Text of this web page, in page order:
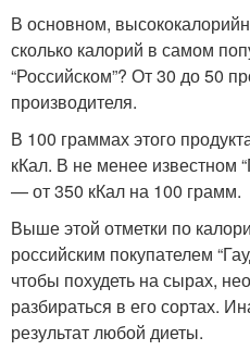
В основном,
сколько калорий в самом
“Российском”? От 30 до 50
производителя.
В 100 граммах этого
кКал. В не менее известном
— от 350 кКал на 100 грамм.
Выше этой отметки по
российским покупателем
чтобы похудеть на сырах,
разбираться в его сортах.
результат любой диеты.